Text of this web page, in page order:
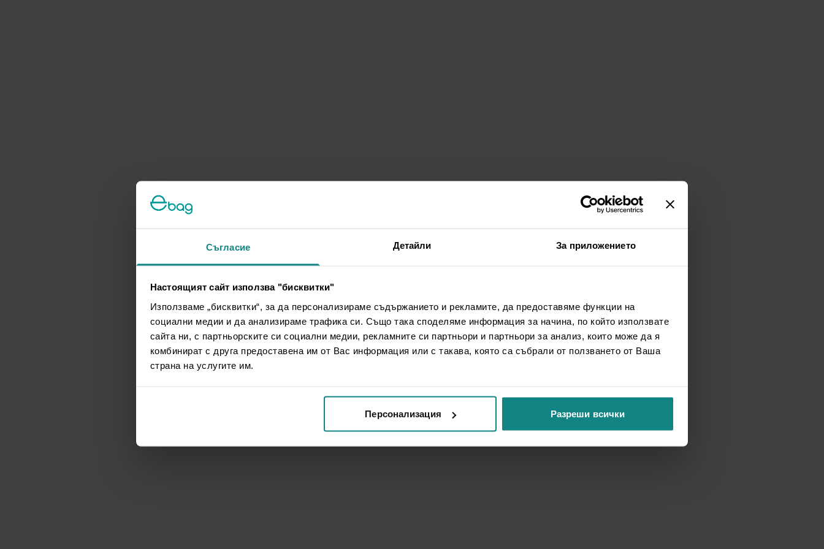
Съгласие Детайли За приложението
Настоящият сайт използва "бисквитки"
Използваме „бисквитки“, за да персонализираме съдържанието и рекламите, да предоставяме функции на
социални медии и да анализираме трафика си. Също така споделяме информация за начина, по който използвате
сайта ни, с партньорските си социални медии, рекламните си партньори и партньори за анализ, които може да я
комбинират с друга предоставена им от Вас информация или с такава, която са събрали от ползването от Ваша
страна на услугите им.
Персонализация Разреши всички